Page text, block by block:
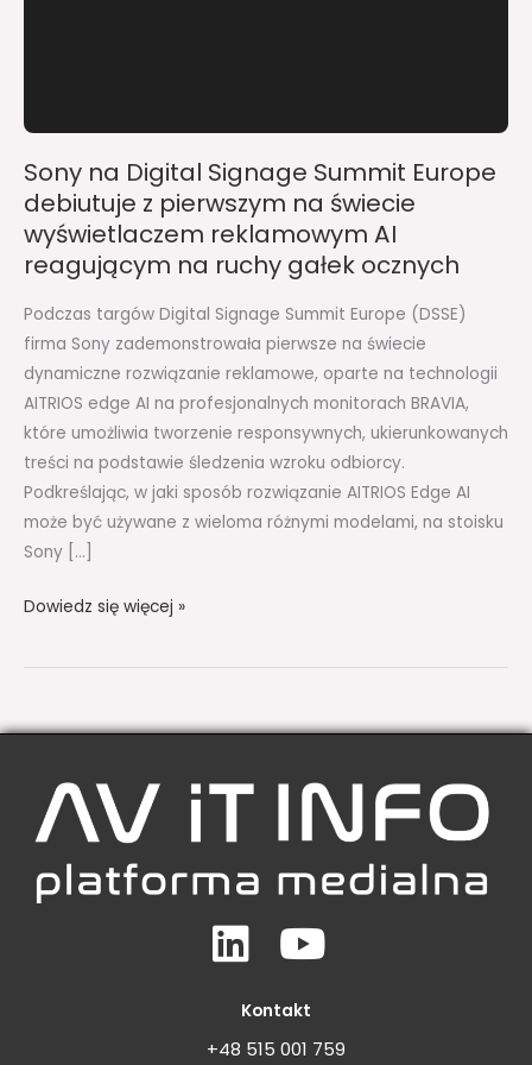
Sony na Digital Signage Summit Europe
debiutuje z pierwszym na świecie
wyświetlaczem reklamowym AI
reagującym na ruchy gałek ocznych
Podczas targów Digital Signage Summit Europe (DSSE)
firma Sony zademonstrowała pierwsze na świecie
dynamiczne rozwiązanie reklamowe, oparte na technologii
AITRIOS edge AI na profesjonalnych monitorach BRAVIA,
które umożliwia tworzenie responsywnych, ukierunkowanych
treści na podstawie śledzenia wzroku odbiorcy.
Podkreślając, w jaki sposób rozwiązanie AITRIOS Edge AI
może być używane z wieloma różnymi modelami, na stoisku
Sony […]
na
świecie
wyświetlaczem
reklamowym
AI
na
ruchy
gałek
ocznych
Dowiedz się więcej »
LinkedinYoutube
Kontakt
+48 515 001 759